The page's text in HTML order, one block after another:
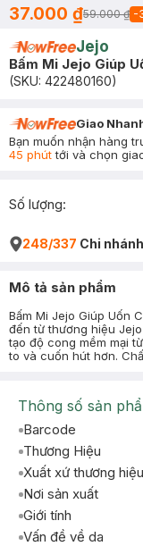
37.000 ₫59.000 ₫ -
Jejo
Bấm Mi Jejo Giúp
(SKU: 422480160)
Giao
Bạn muốn nhận hàng
45 phúttới và chọn
Số lượng:
248/337 Chi nhánh
Mô tả sản phẩm
Bấm Mi Jejo Giúp Uốn
đến từ thương hiệu
tạo độ cong mềm mại
to và cuốn hút hơn.
Thông số sản
Barcode
Thương Hiệu
Xuất xứ thương hiệu
Nơi sản xuất
Giới tính
Vấn đề về da